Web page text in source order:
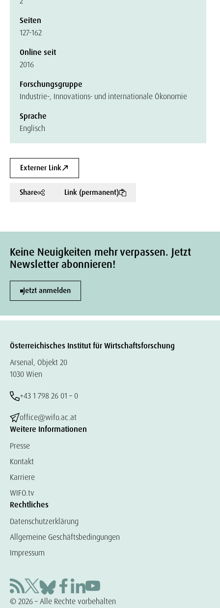
Seiten
127-162
Online seit
2016
Forschungsgruppe
Industrie-, Innovations- und internationale Ökonomie
Sprache
Englisch
Externer Link
Share Link (permanent)
Keine Neuigkeiten mehr verpassen. Jetzt
Newsletter abonnieren!
Jetzt anmelden
Österreichisches Institut für Wirtschaftsforschung
Arsenal, Objekt 20
1030 Wien
+43 1 798 26 01 – 0
office@wifo.ac.at
Weitere Informationen
Presse
Kontakt
Karriere
WIFO.tv
Rechtliches
Datenschutzerklärung
Allgemeine Geschäftsbedingungen
Impressum
© 2026 – Alle Rechte vorbehalten